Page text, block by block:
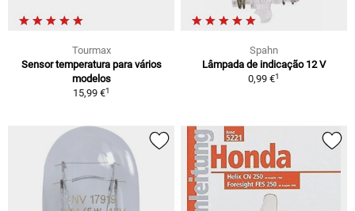
Tourmax
Sensor temperatura para vários
modelos
15,99 €1
Spahn
Lâmpada de indicação 12 V
0,99 €1